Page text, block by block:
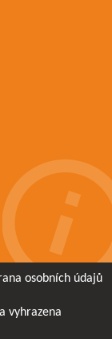
osobních údajů
vyhrazena